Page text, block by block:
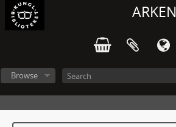
ARKEN
Browse